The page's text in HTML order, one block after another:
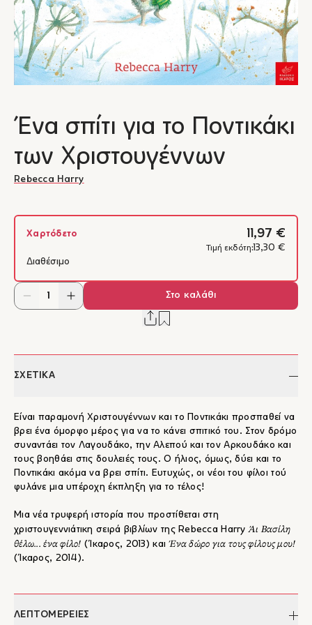
Ένα σπίτι για το Ποντικάκι
των Χριστουγέννων
Rebecca Harry
Χαρτόδετο 11,97 €
Τιμή εκδότη: 13,30 €
Διαθέσιμο
Στο καλάθι
ΣΧΕΤΙΚΑ
Είναι παραμονή Χριστουγέννων και το Ποντικάκι προσπαθεί να
βρει ένα όμορφο μέρος για να το κάνει σπιτικό του. Στον δρόμο
συναντάει τον Λαγουδάκο, την Αλεπού και τον Αρκουδάκο και
τους βοηθάει στις δουλειές τους. Ο ήλιος, όμως, δύει και το
Ποντικάκι ακόμα να βρει σπίτι. Ευτυχώς, οι νέοι του φίλοι τού
φυλάνε μια υπέροχη έκπληξη για το τέλος!
Μια νέα τρυφερή ιστορία που προστίθεται στη
χριστουγεννιάτικη σειρά βιβλίων της Rebecca HarryΆι Βασίλη
θέλω... ένα φίλο! (Ίκαρος, 2013) καιΈνα δώρο για τους φίλους μου!
(Ίκαρος, 2014).
ΛΕΠΤΟΜΕΡΕΙΕΣ